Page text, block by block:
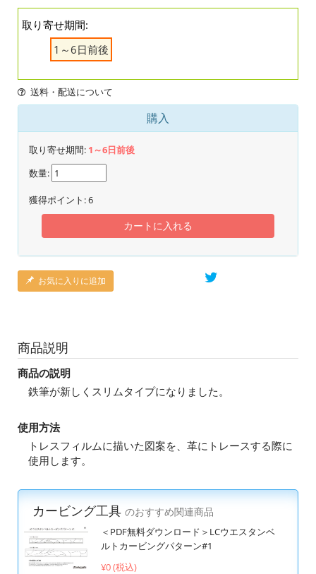
取り寄せ期間:
1～6日前後
送料・配送について
購入
取り寄せ期間: 1～6日前後
数量:
獲得ポイント:6
カートに入れる
お気に入りに追加
商品説明
商品の説明
鉄筆が新しくスリムタイプになりました。
使用方法
トレスフィルムに描いた図案を、革にトレースする際に
使用します。
カービング工具 のおすすめ関連商品
＜PDF無料ダウンロード＞LCウエスタンベ
ルトカービングパターン#1
¥0 (税込)